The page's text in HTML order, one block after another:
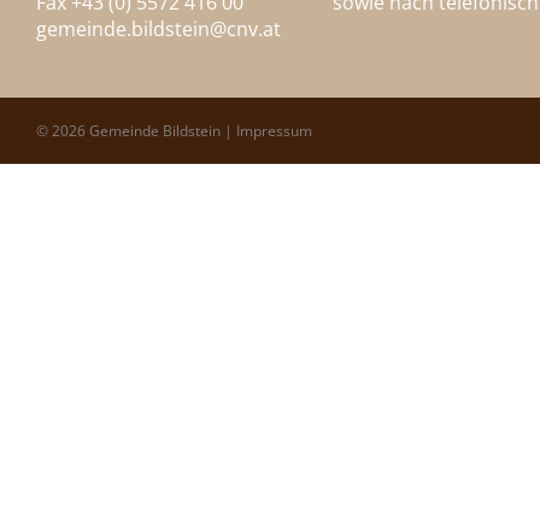
gemeinde.bildstein@cnv.at
© 2026 Gemeinde Bildstein | Impressum